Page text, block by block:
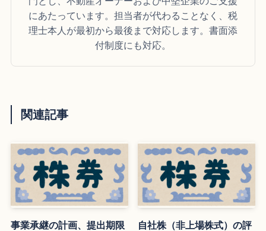
にあたっています。担当者が代わることなく、税
理士本人が最初から最後まで対応します。書面添
付制度にも対応。
関連記事
事業承継の計画、提出期限
自社株（非上場株式）の評